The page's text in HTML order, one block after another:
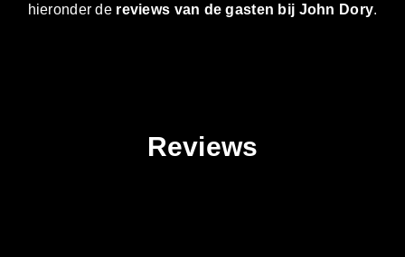
hieronder de reviews van de gasten bij John Dory.
Reviews